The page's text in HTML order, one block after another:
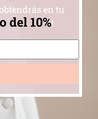
en tu
del 10%!